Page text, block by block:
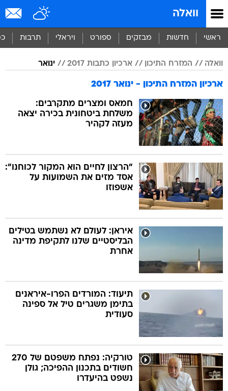
וואלה
ראשי חדשות מבזקים ספורט ויראלי תרבות
וואלה המזרח התיכון ארכיון כתבות 2017 ינואר
ארכיון המזרח התיכון - ינואר 2017
חמאס ומצרים מתקרבים:
משלחת ביטחונית בכירה יצאה
מעזה לקהיר
"הרצון לחיים הוא המקור לכוחנו":
אסד מזים את השמועות על
אשפוזו
איראן: לעולם לא נשתמש בטילים
הבליסטיים שלנו לתקיפת מדינה
אחרת
תיעוד: המורדים הפרו-איראנים
בתימן משגרים טיל אל ספינה
סעודית
טורקיה: נפתח משפטם של 270
חשודים בתכנון ההפיכה; גולן
נשפט בהיעדרו